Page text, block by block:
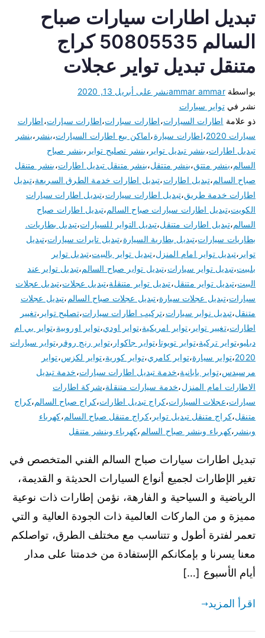
تبديل اطارات سيارات صباح
السالم 50805535 كراج
متنقل تبديل تواير عجلات
بواسطةammar ammarنشر على أبريل 13, 2020
نشر فيتواير سيارات
ذو علامة اطارات السيارات،اطارات سبارات،اطارات سيارات،اطارات
سيارات 2020
،اطارات سيارة،اماكن بيع اطارات السيارات،بنشر ،بنشر
تبديل اطارات،بنشر تبديل تواير ،بنشر تصليح تواير ،بنشر صباح
السالم،بنشر متتق،بنشر متتقل،بنشر متنقل تبديل اطارات،بنشر متنقل
صباح السالم،تبديل اطارات،تبديل اطارات خدمة الطرق السريعة،تبديل
اطارات خدمة طريق،تبديل اطارات سيارات،تبديل اطارات سيارات
الكويت،تبديل اطارات سيارات صباح السالم،تبديل اطارات صباح
السالم،تبديل اطارات متنقل،تبديل التواير للسيارات،تبديل بطاريات.
بطاريات سيارات،تبديل بطارية السيارة،تبديل تايرات سيارات،تبديل
تواير ،تبديل تواير امام المنزل،تبديل تواير بالبيت،تبديل تواير
بلبيت،تبديل تواير سيارات،تبديل تواير صباح السالم،تبديل تواير عند
البيت،تبديل تواير متنقل،تبديل تواير متنقلة،تبديل عجلات،تبديل عجلات
سيارات،تبديل عجلات سيارة،تبديل عجلات صباح السالم،تبديل عجلات
متنقل،تبديل نوابر سيارات،تركيب اطارات سيارات،تصليح تواير ،تغيير
اطارات،تغيير تواير ،تواير امريكية،تواير اودي،تواير اوروبية،تواير بي ام
دبليو،تواير تركية،تواير تويوتا،تواير جاكوار ،تواير رنج روفر ،تواير سيارات
2020،تواير سيارة،تواير كامري،تواير كورية،تواير لكزس،تواير
مرسيدس،تواير يابانية،خدمة تبديل اطارات سيارات،خدمة تبديل
الاطارات امام المنزل،خدمة سيارات متنقلة،شركة اطارات
سيارات،عجلات السيارات،كراج تبديل اطارات،كراج صباح السالم،كراج
متنقل،كراج متنقل تبديل تواير ،كراج متنقل صباح السالم،كهرباء
وبنشر ،كهرباء وبنشر صباح السالم،كهرباء وبنشر متنقل
تبديل اطارات سيارات صباح السالم الفني المتخصص في
تغير الإطارات لجميع أنواع السيارات الحديثة و القديمة،
الرياضية و السياحية و الفارهة، نؤمن إطارات ذات نوعية
مميزة و من الماركات العالمية ذات الجودة العالية و التي
تعمر لفترة أطول و تتناسب مع مختلف الطرق، تواصلكم
معنا يسرنا و بإمكانكم الإستفادة من خدمتنا على مدار
أيام الأسبوع […]
اقرأ المزيد